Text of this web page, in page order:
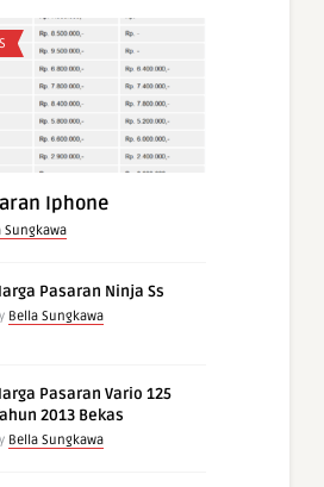
Iphone
Sungkawa
Pasaran Ninja Ss
Bella Sungkawa
Pasaran Vario 125
2013 Bekas
Bella Sungkawa